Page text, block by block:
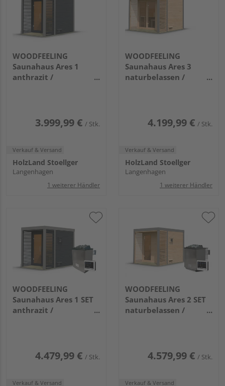
WOODFEELING
Saunahaus Ares 1
anthrazit /
3.999,99 € / Stk.
Verkauf & Versand
HolzLand Stoellger
Langenhagen
1 weiterer Händler
WOODFEELING
Saunahaus Ares 3
naturbelassen /
4.199,99 € / Stk.
Verkauf & Versand
HolzLand Stoellger
Langenhagen
1 weiterer Händler
WOODFEELING
Saunahaus Ares 1 SET
anthrazit /
4.479,99 € / Stk.
Verkauf & Versand
WOODFEELING
Saunahaus Ares 2 SET
naturbelassen /
4.579,99 € / Stk.
Verkauf & Versand